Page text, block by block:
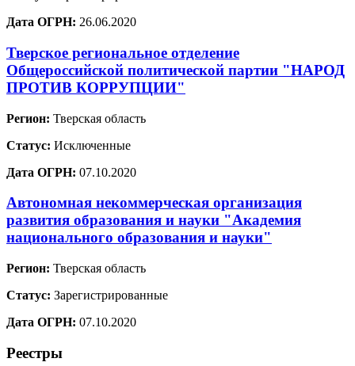
Дата ОГРН: 26.06.2020
Тверское региональное отделение
Общероссийской политической партии "НАРОД
ПРОТИВ КОРРУПЦИИ"
Регион: Тверская область
Статус: Исключенные
Дата ОГРН: 07.10.2020
Автономная некоммерческая организация
развития образования и науки "Академия
национального образования и науки"
Регион: Тверская область
Статус: Зарегистрированные
Дата ОГРН: 07.10.2020
Реестры